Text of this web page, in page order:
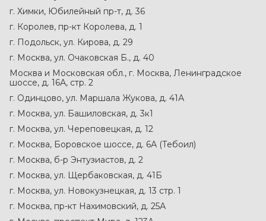
г. Химки, Юбилейный пр-т, д. 36
г. Королев, пр-кт Королева, д. 1
г. Подольск, ул. Кирова, д. 29
г. Москва, ул. Очаковская Б., д. 40
Москва и Московская обл., г. Москва, Ленинградское
шоссе, д. 16А, стр. 2
г. Одинцово, ул. Маршала Жукова, д. 41А
г. Москва, ул. Башиловская, д. 3к1
г. Москва, ул. Череповецкая, д. 12
г. Москва, Боровское шоссе, д. 6А (Тебоил)
г. Москва, б-р Энтузиастов, д. 2
г. Москва, ул. Щербаковская, д. 41Б
г. Москва, ул. Новокузнецкая, д. 13 стр. 1
г. Москва, пр-кт Нахимовский, д. 25А